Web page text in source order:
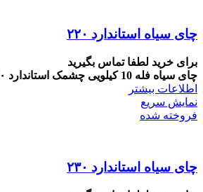
چای سیاه استاندارد ۲۲۰
برای خرید لطفا تماس بگیرید
چای سیاه فله 10 کیلویی چشمک استاندارد ۲۲۰ (شکسته)
اطلاعات بیشتر
نمایش سریع
فروخته شده
چای سیاه استاندارد ۲۳۰